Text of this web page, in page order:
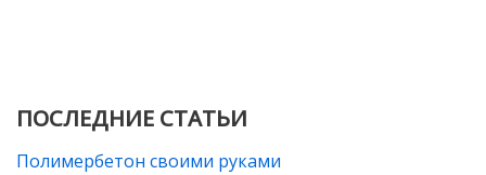
ПОСЛЕДНИЕ СТАТЬИ
Полимербетон своими руками